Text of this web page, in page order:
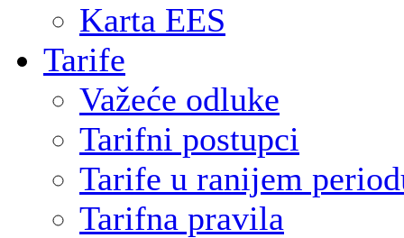
Karta EES
Tarife
Važeće odluke
Tarifni postupci
Tarife u ranijem
Tarifna pravila